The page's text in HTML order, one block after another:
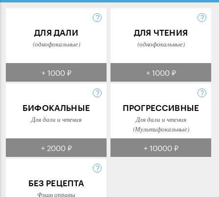
ДЛЯ ДАЛИ
(однофокальные)
+ 1000 ₽
ДЛЯ ЧТЕНИЯ
(однофокальные)
+ 1000 ₽
БИФОКАЛЬНЫЕ
Для дали и чтения
+ 2000 ₽
ПРОГРЕССИВНЫЕ
Для дали и чтения
(Мультифокальные)
+ 10000 ₽
БЕЗ РЕЦЕПТА
Фэшн оправы